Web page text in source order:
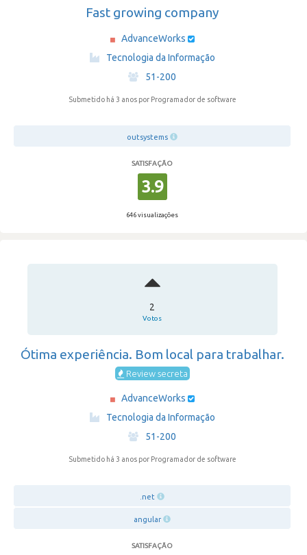
Fast growing company
AdvanceWorks
Tecnologia da Informação
·
51-200
Submetido há 3 anos por Programador de software
outsystems
SATISFAÇÃO
3.9
646 visualizações
2
Votos
Ótima experiência. Bom local para trabalhar.
Review secreta
AdvanceWorks
Tecnologia da Informação
·
51-200
Submetido há 3 anos por Programador de software
.net
angular
SATISFAÇÃO